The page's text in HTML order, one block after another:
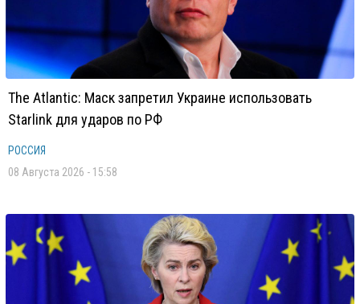
The Atlantic: Маск запретил Украине использовать
Starlink для ударов по РФ
РОССИЯ
08 Августа 2026 - 15:58